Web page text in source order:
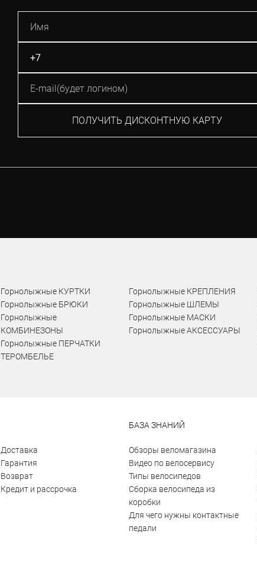
ПОЛУЧИТЬ ДИСКОНТНУЮ КАРТУ
Горнолыжные КУРТКИ
Горнолыжные БРЮКИ
Горнолыжные
КОМБИНЕЗОНЫ
Горнолыжные ПЕРЧАТКИ
ТЕРОМБЕЛЬЕ
Горнолыжные КРЕПЛЕНИЯ
Горнолыжные ШЛЕМЫ
Горнолыжные МАСКИ
Горнолыжные АКСЕССУАРЫ
Доставка
Гарантия
Возврат
Кредит и рассрочка
БАЗА ЗНАНИЙ
Обзоры веломагазина
Видео по велосервису
Типы велосипедов
Сборка велосипеда из
коробки
Для чего нужны контактные
педали